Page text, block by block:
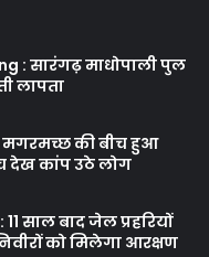
: सारंगढ़ माधोपाली पुल
लापता
मगरमच्छ की बीच हुआ
देख कांप उठे लोग
साल बाद जेल प्रहरियों
को मिलेगा आरक्षण